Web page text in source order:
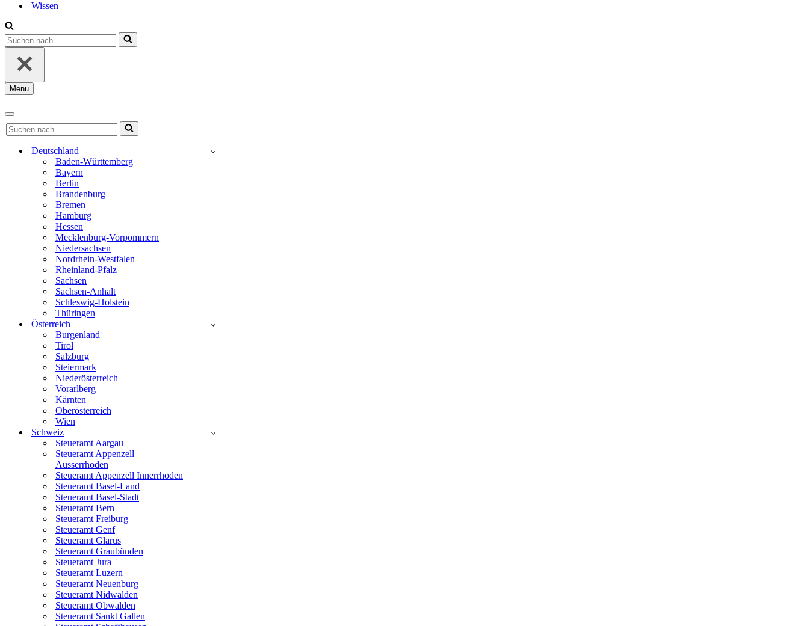
Wissen
Suchen
nach …
Menu
Navigationsmenü
Navigationsmenü
Suchen
nach …
Deutschland
Baden-Württemberg
Bayern
Berlin
Brandenburg
Bremen
Hamburg
Hessen
Mecklenburg-Vorpommern
Niedersachsen
Nordrhein-Westfalen
Rheinland-Pfalz
Sachsen
Sachsen-Anhalt
Schleswig-Holstein
Thüringen
Österreich
Burgenland
Tirol
Salzburg
Steiermark
Niederösterreich
Vorarlberg
Kärnten
Oberösterreich
Wien
Schweiz
Steueramt Aargau
Steueramt Appenzell
Ausserrhoden
Steueramt Appenzell Innerrhoden
Steueramt Basel-Land
Steueramt Basel-Stadt
Steueramt Bern
Steueramt Freiburg
Steueramt Genf
Steueramt Glarus
Steueramt Graubünden
Steueramt Jura
Steueramt Luzern
Steueramt Neuenburg
Steueramt Nidwalden
Steueramt Obwalden
Steueramt Sankt Gallen